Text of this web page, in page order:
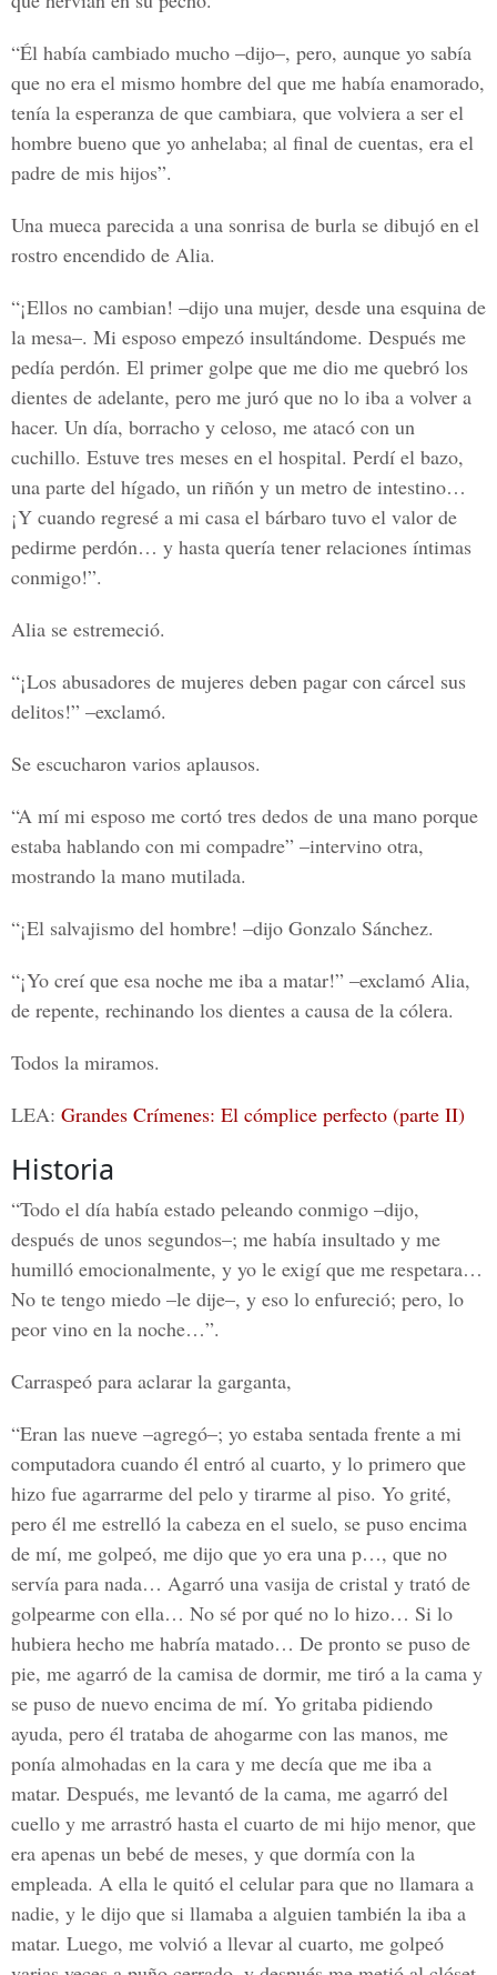
“Él había cambiado mucho –dijo–, pero, aunque yo sabía
que no era el mismo hombre del que me había enamorado,
tenía la esperanza de que cambiara, que volviera a ser el
hombre bueno que yo anhelaba; al final de cuentas, era el
padre de mis hijos”.
Una mueca parecida a una sonrisa de burla se dibujó en el
rostro encendido de Alia.
“¡Ellos no cambian! –dijo una mujer, desde una esquina de
la mesa–. Mi esposo empezó insultándome. Después me
pedía perdón. El primer golpe que me dio me quebró los
dientes de adelante, pero me juró que no lo iba a volver a
hacer. Un día, borracho y celoso, me atacó con un
cuchillo. Estuve tres meses en el hospital. Perdí el bazo,
una parte del hígado, un riñón y un metro de intestino…
¡Y cuando regresé a mi casa el bárbaro tuvo el valor de
pedirme perdón… y hasta quería tener relaciones íntimas
conmigo!”.
Alia se estremeció.
“¡Los abusadores de mujeres deben pagar con cárcel sus
delitos!” –exclamó.
Se escucharon varios aplausos.
“A mí mi esposo me cortó tres dedos de una mano porque
estaba hablando con mi compadre” –intervino otra,
mostrando la mano mutilada.
“¡El salvajismo del hombre! –dijo Gonzalo Sánchez.
“¡Yo creí que esa noche me iba a matar!” –exclamó Alia,
de repente, rechinando los dientes a causa de la cólera.
Todos la miramos.
LEA: Grandes Crímenes: El cómplice perfecto (parte II)
Historia
“Todo el día había estado peleando conmigo –dijo,
después de unos segundos–; me había insultado y me
humilló emocionalmente, y yo le exigí que me respetara…
No te tengo miedo –le dije–, y eso lo enfureció; pero, lo
peor vino en la noche…”.
Carraspeó para aclarar la garganta,
“Eran las nueve –agregó–; yo estaba sentada frente a mi
computadora cuando él entró al cuarto, y lo primero que
hizo fue agarrarme del pelo y tirarme al piso. Yo grité,
pero él me estrelló la cabeza en el suelo, se puso encima
de mí, me golpeó, me dijo que yo era una p…, que no
servía para nada… Agarró una vasija de cristal y trató de
golpearme con ella… No sé por qué no lo hizo… Si lo
hubiera hecho me habría matado… De pronto se puso de
pie, me agarró de la camisa de dormir, me tiró a la cama y
se puso de nuevo encima de mí. Yo gritaba pidiendo
ayuda, pero él trataba de ahogarme con las manos, me
ponía almohadas en la cara y me decía que me iba a
matar. Después, me levantó de la cama, me agarró del
cuello y me arrastró hasta el cuarto de mi hijo menor, que
era apenas un bebé de meses, y que dormía con la
empleada. A ella le quitó el celular para que no llamara a
nadie, y le dijo que si llamaba a alguien también la iba a
matar. Luego, me volvió a llevar al cuarto, me golpeó